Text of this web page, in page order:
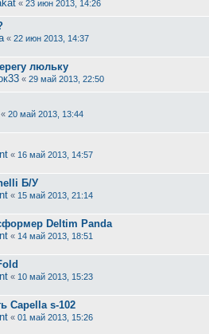
« 23 июн 2013, 14:26
« 22 июн 2013, 14:37
люльку
« 29 май 2013, 22:50
« 20 май 2013, 13:44
« 16 май 2013, 14:57
Б/У
« 15 май 2013, 21:14
Deltim Panda
« 14 май 2013, 18:51
« 10 май 2013, 15:23
Capella s-102
« 01 май 2013, 15:26